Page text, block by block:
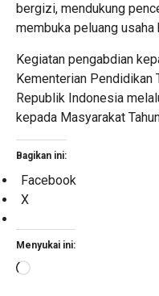
bergizi, mendukung
membuka peluang
Kegiatan pengabdian
Kementerian Pendidikan
Republik Indonesia
kepada Masyarakat
Bagikan ini:
Facebook
X
Menyukai ini:
Memuat...